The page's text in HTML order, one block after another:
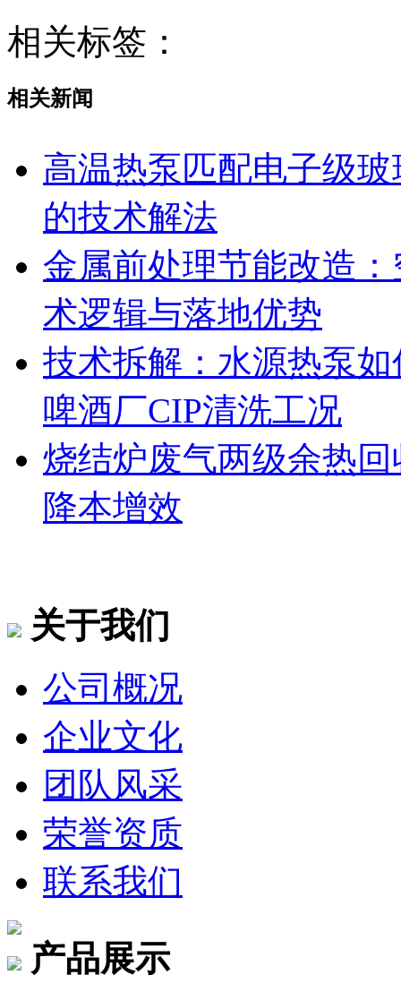
相关标签：
相关新闻
高温热泵匹配电子级
的技术解法
金属前处理节能改造
术逻辑与落地优势
技术拆解：水源热泵
啤酒厂CIP清洗工况
烧结炉废气两级余热
降本增效
关于我们
公司概况
企业文化
团队风采
荣誉资质
联系我们
产品展示